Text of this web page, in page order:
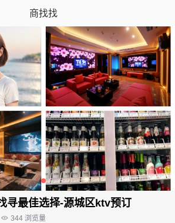
商找找
寻最佳选择-源城区ktv预订
344 浏览量